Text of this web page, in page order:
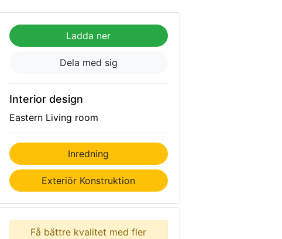
Ladda ner
Dela med sig
Interior design
Eastern Living room
Inredning
Exteriör Konstruktion
Få bättre kvalitet med fler